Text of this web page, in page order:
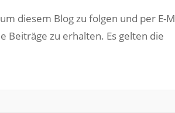
diesem Blog zu folgen und per E-
Beiträge zu erhalten. Es gelten die